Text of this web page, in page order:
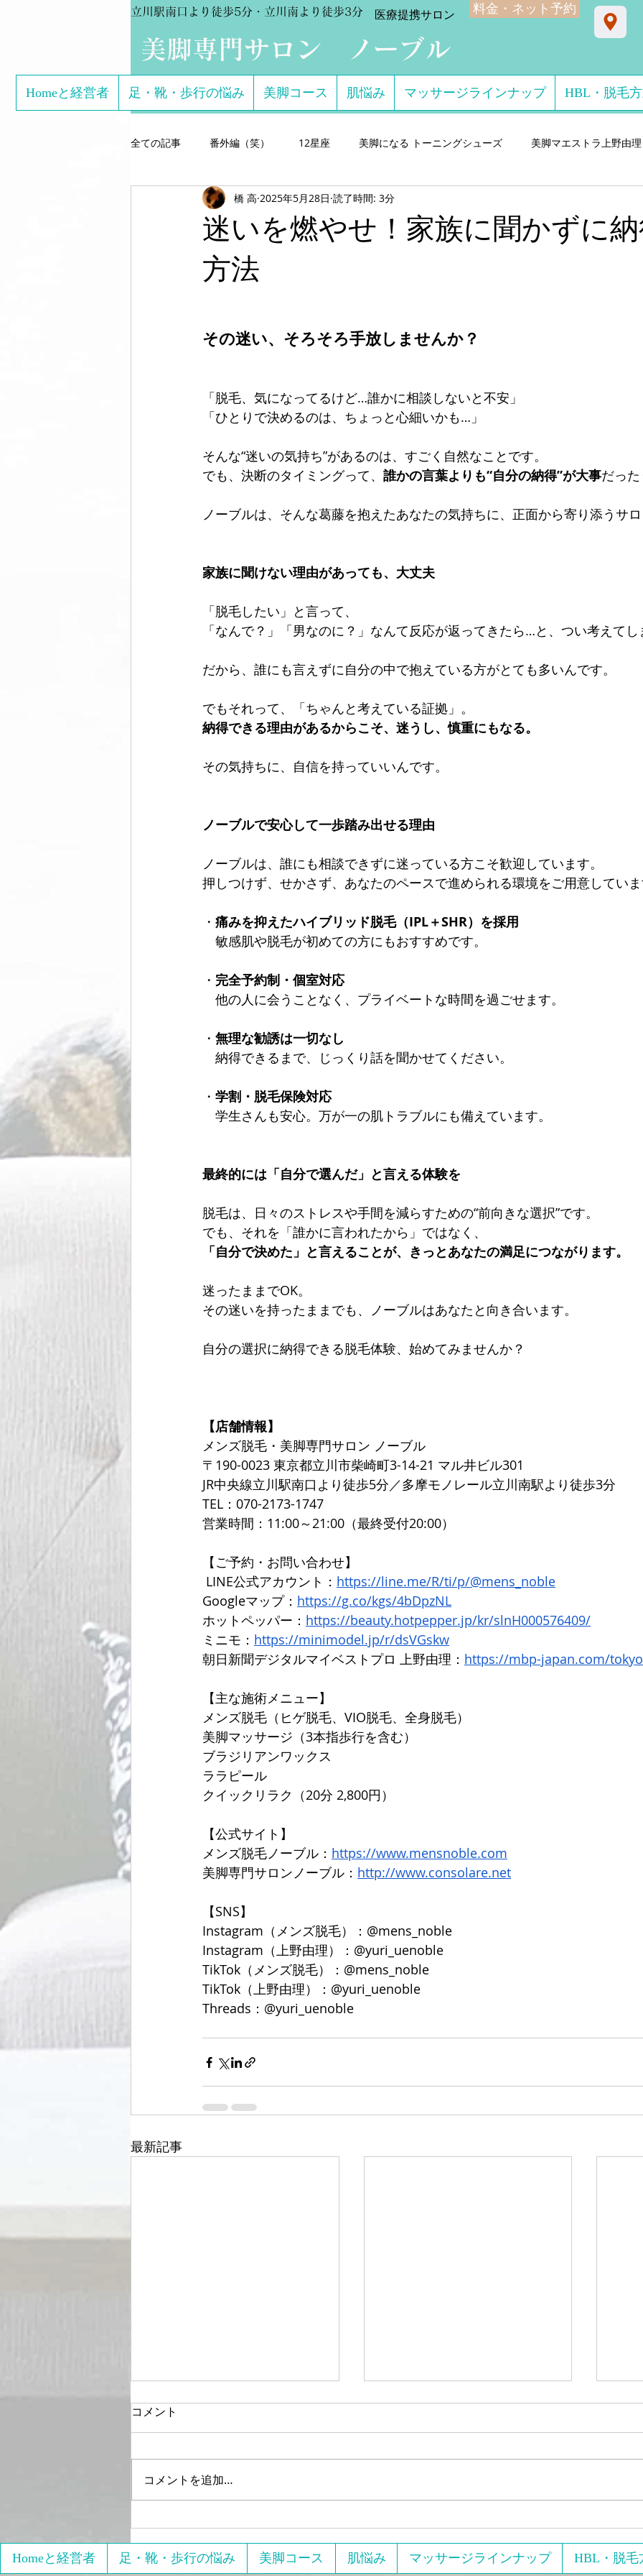
立川駅南口より徒歩5分・立川南より徒歩3分
​美脚専門サロン ノーブル
料金・ネット予約
​医療提携サロン
Homeと経営者 足・靴・歩行の悩み 美脚コース 肌悩み マッサージラインナップ HBL・脱毛
全ての記事 番外編（笑） 12星座 美脚になる トーニングシューズ 美脚マエストラ上野由理
芸能関係のお客様体験談 美脚専門サロン salon de consolare サロン・ド・コン
美脚になる サンダル・ミュール
迷いを燃やせ！家族に聞かずに
方法
橋 高 2025年5月28日 読了時間: 3分
その迷い、そろそろ手放しませんか？
「脱毛、気になってるけど…誰かに相談しないと不安」
「ひとりで決めるのは、ちょっと心細いかも…」
そんな“迷いの気持ち”があるのは、すごく自然なことです。
でも、決断のタイミングって、 誰かの言葉よりも“自分の納得”が大事だっ
ノーブルは、そんな葛藤を抱えたあなたの気持ちに、正面から寄り添うサ
家族に聞けない理由があっても、大丈夫
「脱毛したい」と言って、
「なんで？」「男なのに？」なんて反応が返ってきたら…と、つい考えてし
だから、誰にも言えずに自分の中で抱えている方がとても多いんです。
でもそれって、「ちゃんと考えている証拠」。
納得できる理由があるからこそ、迷うし、慎重にもなる。
その気持ちに、自信を持っていいんです。
ノーブルで安心して一歩踏み出せる理由
ノーブルは、誰にも相談できずに迷っている方こそ歓迎しています。
押しつけず、せかさず、あなたのペースで進められる環境をご用意してい
・ 痛みを抑えたハイブリッド脱毛（IPL＋SHR）を採用
敏感肌や脱毛が初めての方にもおすすめです。
・ 完全予約制・個室対応
他の人に会うことなく、プライベートな時間を過ごせます。
・ 無理な勧誘は一切なし
納得できるまで、じっくり話を聞かせてください。
・ 学割・脱毛保険対応
学生さんも安心。万が一の肌トラブルにも備えています。
最終的には「自分で選んだ」と言える体験を
脱毛は、日々のストレスや手間を減らすための“前向きな選択”です。
でも、それを「誰かに言われたから」ではなく、
「自分で決めた」と言えることが、きっとあなたの満足につながります。
迷ったままでOK。
その迷いを持ったままでも、ノーブルはあなたと向き合います。
自分の選択に納得できる脱毛体験、始めてみませんか？
【店舗情報】
メンズ脱毛・美脚専門サロン ノーブル
〒190-0023 東京都立川市柴崎町3-14-21 マル井ビル301
JR中央線立川駅南口より徒歩5分／多摩モノレール立川南駅より徒歩3分
TEL：070-2173-1747
営業時間：11:00～21:00（最終受付20:00）
【ご予約・お問い合わせ】
LINE公式アカウント： https://line.me/R/ti/p/@mens_noble
Googleマップ： https://g.co/kgs/4bDpzNL
ホットペッパー： https://beauty.hotpepper.jp/kr/slnH000576409/
ミニモ： https://minimodel.jp/r/dsVGskw
朝日新聞デジタルマイベストプロ 上野由理： https://mbp-japan.com/
【主な施術メニュー】
メンズ脱毛（ヒゲ脱毛、VIO脱毛、全身脱毛）
美脚マッサージ（3本指歩行を含む）
ブラジリアンワックス
ララピール
クイックリラク（20分 2,800円）
【公式サイト】
メンズ脱毛ノーブル： https://www.mensnoble.com
美脚専門サロンノーブル： http://www.consolare.net
【SNS】
Instagram（メンズ脱毛）：@mens_noble
Instagram（上野由理）：@yuri_uenoble
TikTok（メンズ脱毛）：@mens_noble
TikTok（上野由理）：@yuri_uenoble
Threads：@yuri_uenoble
最新記事
「【オンライン】限定 初心
者向け3回でパーフェクトの
ジに頼らず100円で解決100円
ショップのあるものを使って
2月
い…」 「いろんなダイ
て、
そん
コメント
コメントを追加…
Homeと経営者 足・靴・歩行の悩み 美脚コース 肌悩み マッサージラインナップ HBL・脱毛